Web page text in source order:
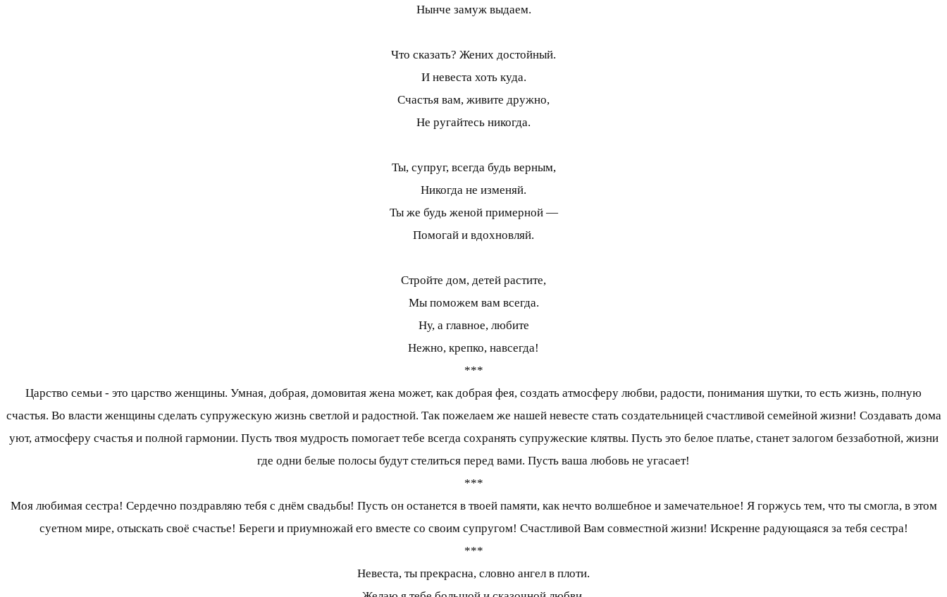
Нынче замуж выдаем.
Что сказать? Жених достойный.
И невеста хоть куда.
Счастья вам, живите дружно,
Не ругайтесь никогда.
Ты, супруг, всегда будь верным,
Никогда не изменяй.
Ты же будь женой примерной —
Помогай и вдохновляй.
Стройте дом, детей растите,
Мы поможем вам всегда.
Ну, а главное, любите
Нежно, крепко, навсегда!
***
Царство семьи - это царство женщины. Умная, добрая, домовитая жена может, как добрая фея, создать атмосферу любви, радости, понимания шутки, то есть жизнь, полную
счастья. Во власти женщины сделать супружескую жизнь светлой и радостной. Так пожелаем же нашей невесте стать создательницей счастливой семейной жизни! Создавать дома
уют, атмосферу счастья и полной гармонии. Пусть твоя мудрость помогает тебе всегда сохранять супружеские клятвы. Пусть это белое платье, станет залогом беззаботной, жизни
где одни белые полосы будут стелиться перед вами. Пусть ваша любовь не угасает!
***
Моя любимая сестра! Сердечно поздравляю тебя с днём свадьбы! Пусть он останется в твоей памяти, как нечто волшебное и замечательное! Я горжусь тем, что ты смогла, в этом
суетном мире, отыскать своё счастье! Береги и приумножай его вместе со своим супругом! Счастливой Вам совместной жизни! Искренне радующаяся за тебя сестра!
***
Невеста, ты прекрасна, словно ангел в плоти.